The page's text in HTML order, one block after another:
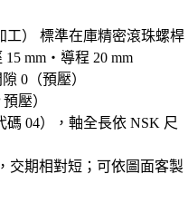
工） 標準在庫精密滾珠螺桿
mm・導程 20 mm
0（預壓）
壓）
碼 04），軸全長依 NSK 尺
交期相對短；可依圖面客製